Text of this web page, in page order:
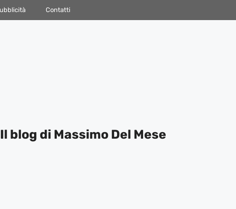
Contatti
blog di Massimo Del Mese